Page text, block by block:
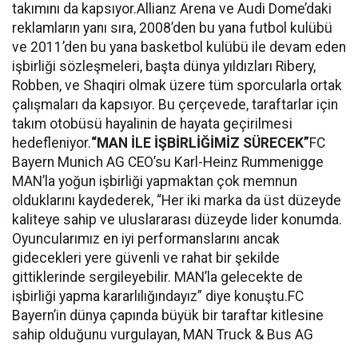
takımını da kapsıyor.Allianz Arena ve Audi Dome’daki
reklamların yanı sıra, 2008’den bu yana futbol kulübü
ve 2011’den bu yana basketbol kulübü ile devam eden
işbirliği sözleşmeleri, başta dünya yıldızları Ribery,
Robben, ve Shaqiri olmak üzere tüm sporcularla ortak
çalışmaları da kapsıyor. Bu çerçevede, taraftarlar için
takım otobüsü hayalinin de hayata geçirilmesi
hedefleniyor.“MAN İLE İŞBİRLİĞİMİZ SÜRECEK”FC
Bayern Munich AG CEO’su Karl-Heinz Rummenigge
MAN’la yoğun işbirliği yapmaktan çok memnun
olduklarını kaydederek, “Her iki marka da üst düzeyde
kaliteye sahip ve uluslararası düzeyde lider konumda.
Oyuncularımız en iyi performanslarını ancak
gidecekleri yere güvenli ve rahat bir şekilde
gittiklerinde sergileyebilir. MAN’la gelecekte de
işbirliği yapma kararlılığındayız” diye konuştu.FC
Bayern’in dünya çapında büyük bir taraftar kitlesine
sahip olduğunu vurgulayan, MAN Truck & Bus AG